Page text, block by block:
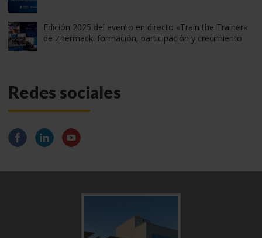
Edición 2025 del evento en directo «Train the Trainer»
de Zhermack: formación, participación y crecimiento
Redes sociales